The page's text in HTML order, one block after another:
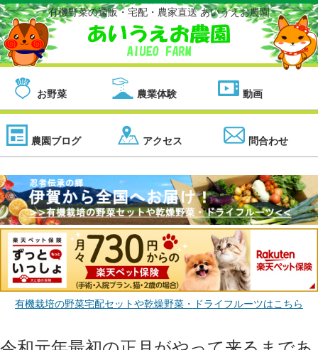
有機野菜の通販・宅配・農家直送 あいうえお農園
お野菜 農業体験 動画
農園ブログ アクセス 問合わせ
有機栽培の野菜宅配セットや乾燥野菜・ドライフルーツはこちら